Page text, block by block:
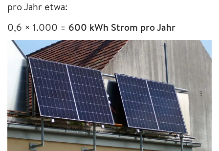
pro Jahr etwa:
0,6 × 1.000 = 600 kWh Strom pro Jahr